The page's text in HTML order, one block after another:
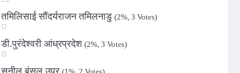
तमिलिसाई सौंदर्यराजन तमिलनाडु (2%, 3 Votes)
डी.पुरंदेश्वरी आंध्रप्रदेश (2%, 3 Votes)
सुनील बंसल उप्र